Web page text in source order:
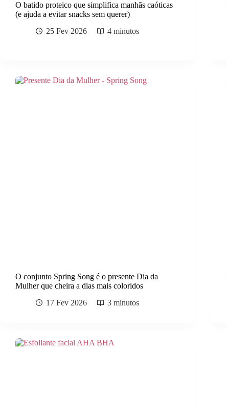
O batido proteico que simplifica manhãs caóticas
(e ajuda a evitar snacks sem querer)
25 Fev 2026
4 minutos
O conjunto Spring Song é o presente Dia da
Mulher que cheira a dias mais coloridos
17 Fev 2026
3 minutos